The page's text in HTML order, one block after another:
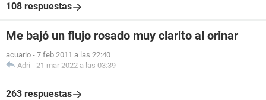
108 respuestas
Me bajó un flujo rosado muy clarito al orinar
acuario - 7 feb 2011 a las 22:40
Adri - 21 mar 2022 a las 03:39
263 respuestas